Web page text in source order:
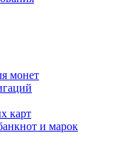
монет
карт
и марок